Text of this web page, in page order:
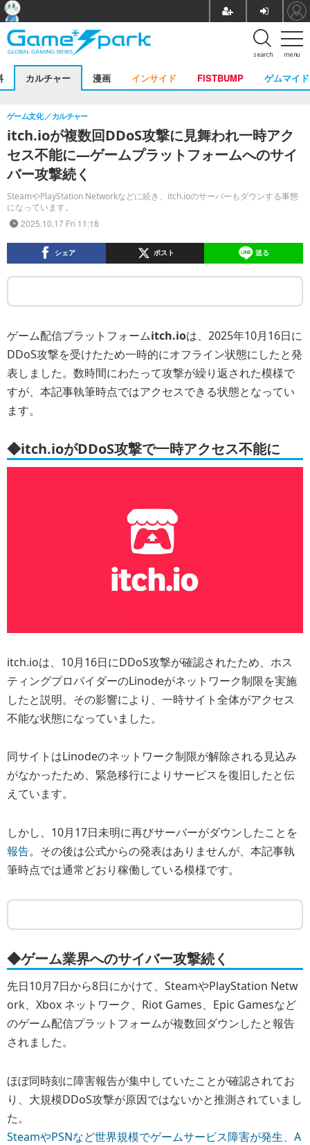
menu
search
カルチャー 漫画 インサイド FISTBUMP ゲムマイド
itch.ioが複数回DDoS攻撃に見舞われ一時アク
セス不能に―ゲームプラットフォームへのサイ
バー攻撃続く
SteamやPlayStation Networkなどに続き、itch.ioのサーバーもダウンする事態
になっています。
ゲーム文化 カルチャー
2025.10.17 Fri 11:18
シェア ポスト 送る
ゲーム配信プラットフォームitch.ioは、2025年10月16日に
DDoS攻撃を受けたため一時的にオフライン状態にしたと発
表しました。数時間にわたって攻撃が繰り返された模様で
すが、本記事執筆時点ではアクセスできる状態となってい
ます。
◆itch.ioがDDoS攻撃で一時アクセス不能に
itch.ioは、10月16日にDDoS攻撃が確認されたため、ホス
ティングプロバイダーのLinodeがネットワーク制限を実施
したと説明。その影響により、一時サイト全体がアクセス
不能な状態になっていました。
同サイトはLinodeのネットワーク制限が解除される見込み
がなかったため、緊急移行によりサービスを復旧したと伝
えています。
しかし、10月17日未明に再びサーバーがダウンしたことを
報告。その後は公式からの発表はありませんが、本記事執
筆時点では通常どおり稼働している模様です。
◆ゲーム業界へのサイバー攻撃続く
先日10月7日から8日にかけて、SteamやPlayStation Netw
ork、Xbox ネットワーク、Riot Games、Epic Gamesなど
のゲーム配信プラットフォームが複数回ダウンしたと報告
されました。
ほぼ同時刻に障害報告が集中していたことが確認されてお
り、大規模DDoS攻撃が原因ではないかと推測されていまし
た。
SteamやPSNなど世界規模でゲームサービス障害が発生、A